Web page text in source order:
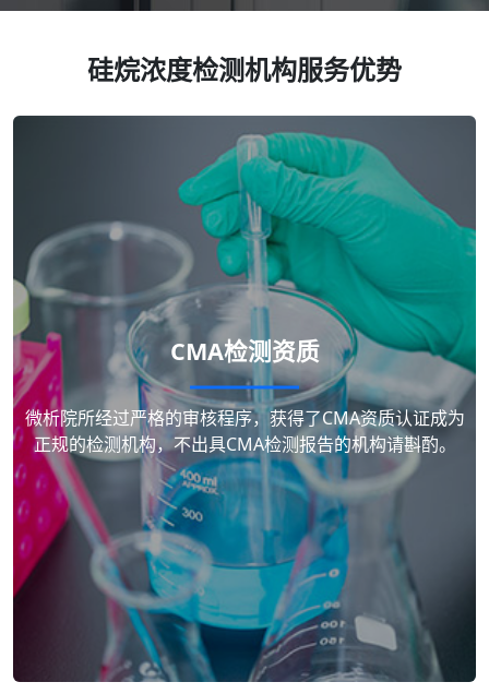
硅烷浓度检测机构服务优势
CMA检测资质
微析院所经过严格的审核程序，获得了CMA资质认证成为
正规的检测机构，不出具CMA检测报告的机构请斟酌。